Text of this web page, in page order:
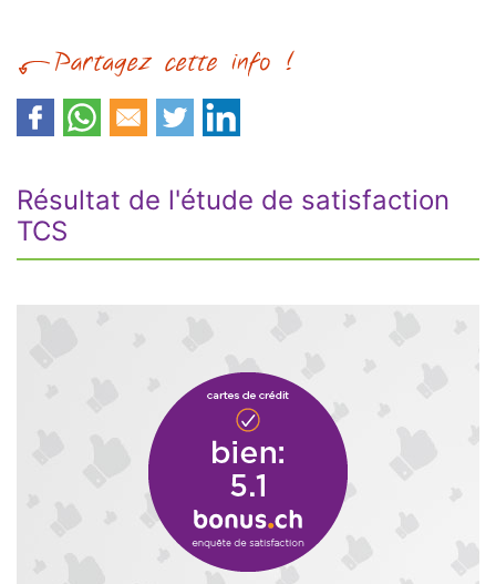
Résultat de l'étude de satisfaction
TCS